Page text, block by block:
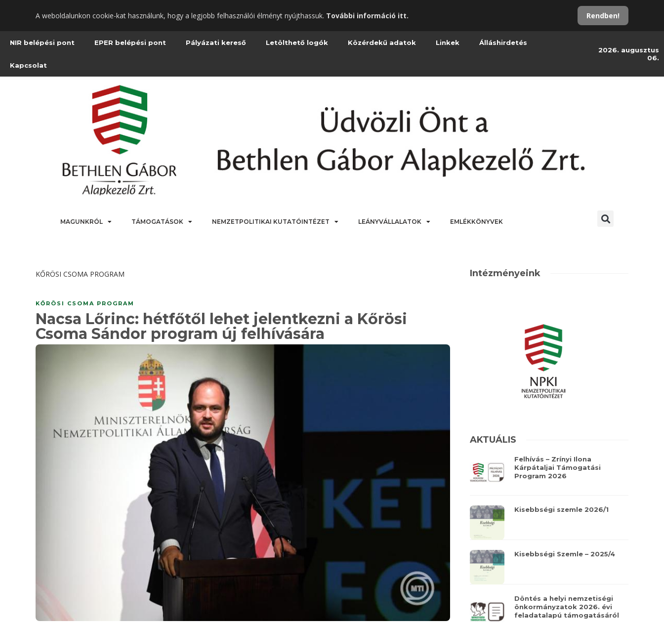
tartalomra
A weboldalunkon cookie-kat használunk, hogy a legjobb felhasználói élményt nyújthassuk. További információ itt. Rendben!
NIR belépési pont EPER belépési pont Pályázati kereső Letölthető logók Közérdekű adatok Linkek Álláshirdetés
Kapcsolat
2026. augusztus
06.
MAGUNKRÓL TÁMOGATÁSOK NEMZETPOLITIKAI KUTATÓINTÉZET LEÁNYVÁLLALATOK EMLÉKKÖNYVEK
KŐRÖSI CSOMA PROGRAM
KŐRÖSI CSOMA PROGRAM
Nacsa Lőrinc: hétfőtől lehet jelentkezni a Kőrösi
Csoma Sándor program új felhívására
Intézményeink
AKTUÁLIS
Felhívás – Zrínyi Ilona
Kárpátaljai Támogatási
Program 2026
Kisebbségi szemle 2026/1
Kisebbségi Szemle – 2025/4
Döntés a helyi nemzetiségi
önkormányzatok 2026. évi
feladatalapú támogatásáról